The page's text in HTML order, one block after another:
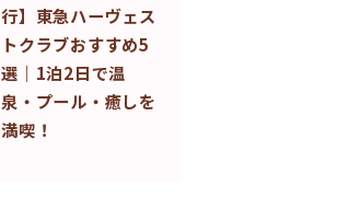
行】東急ハーヴェス
トクラブおすすめ5
選｜1泊2日で温
泉・プール・癒しを
満喫！